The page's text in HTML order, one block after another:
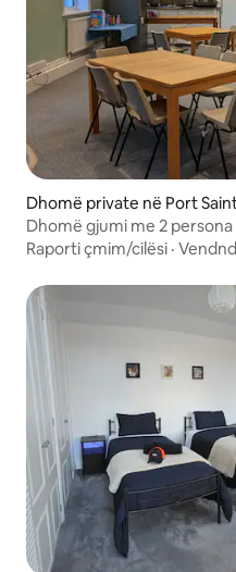
Dhomë private në Port
Dhomë gjumi me 2
Raporti çmim/cilësi ·